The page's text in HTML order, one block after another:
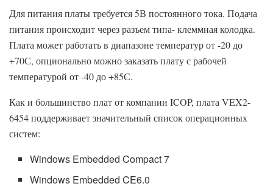
Для питания платы требуется 5В постоянного тока. Подача
питания происходит через разъем типа- клеммная колодка.
Плата может работать в диапазоне температур от -20 до
+70С, опционально можно заказать плату с рабочей
температурой от -40 до +85С.
Как и большинство плат от компании ICOP, плата VEX2-
6454 поддерживает значительный список операционных
систем:
Windows Embedded Compact 7
Windows Embedded CE6.0